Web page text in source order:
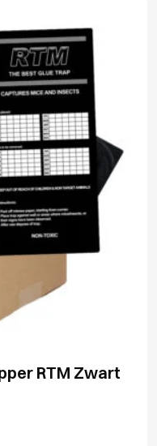
RTM Zwart